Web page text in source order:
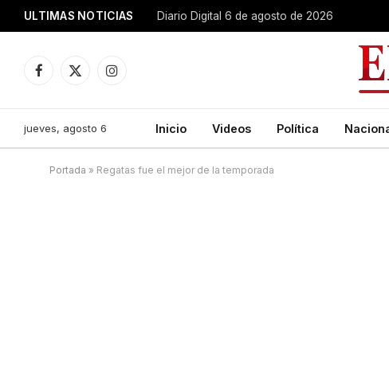
ULTIMAS NOTICIAS Diario Digital 6 de agosto de 2026
Facebook
X
Instagram
jueves, agosto 6 Inicio Videos Política
Portada » Regatas fue el mejor de la temporada